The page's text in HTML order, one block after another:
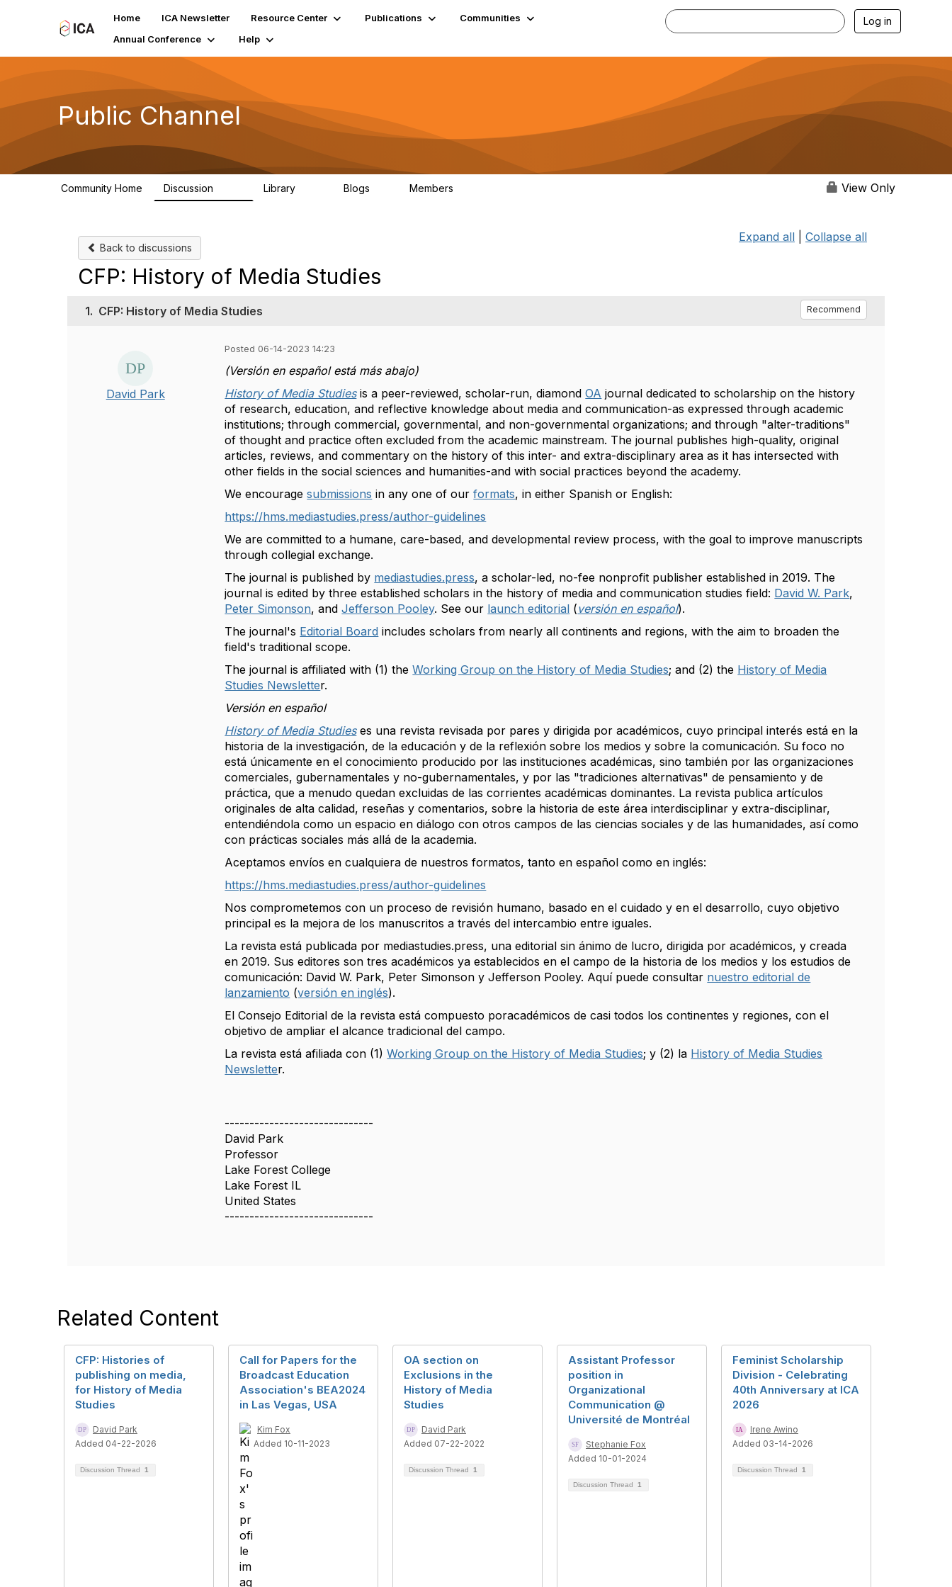
Home ICA Newsletter Resource Center Publications
Communities
Annual Conference
Help
Log in
Public Channel
Community Home Discussion Library Blogs Members View Only
Back to discussions
Expand all Collapse all
CFP: History of Media Studies
1. CFP: History of Media Studies Recommend
David Park
Posted 06-14-2023 14:23
(Versión en español está más abajo)
History of Media Studiesis a peer-reviewed, scholar-run, diamondOA journal dedicated to scholarship on the history
of research, education, and reflective knowledge about media and communication-as expressed through academic
institutions; through commercial, governmental, and non-governmental organizations; and through "alter-traditions"
of thought and practice often excluded from the academic mainstream. The journal publishes high-quality, original
articles, reviews, and commentary on the history of this inter- and extra-disciplinary area as it has intersected with
other fields in the social sciences and humanities-and with social practices beyond the academy.
We encouragesubmissions in any one of ourformats, in either Spanish or English:
https://hms.mediastudies.press/author-guidelines
We are committed to a humane, care-based, and developmental review process, with the goal to improve manuscripts
through collegial exchange.
The journal is published by mediastudies.press, a scholar-led, no-fee nonprofit publisher established in 2019. The
journal is edited by three established scholars in the history of media and communication studies field: David W. Park,
Peter Simonson, andJefferson Pooley. See our launch editorial (versión en español).
The journal's Editorial Board includes scholars from nearly all continents and regions, with the aim to broaden the
field's traditional scope.
The journal is affiliated with (1) theWorking Group on the History of Media Studies; and (2) the History of Media
Studies Newsletter.
Versión en español
History of Media Studieses una revista revisada por pares y dirigida por académicos, cuyo principal interés está en la
historia de la investigación, de la educación y de la reflexión sobre los medios y sobre la comunicación. Su foco no
está únicamente en el conocimiento producido por las instituciones académicas, sino también por las organizaciones
comerciales, gubernamentales y no-gubernamentales, y por las "tradiciones alternativas" de pensamiento y de
práctica, que a menudo quedan excluidas de las corrientes académicas dominantes. La revista publica artículos
originales de alta calidad, reseñas y comentarios, sobre la historia de este área interdisciplinar y extra-disciplinar,
entendiéndola como un espacio en diálogo con otros campos de las ciencias sociales y de las humanidades, así como
con prácticas sociales más allá de la academia.
Aceptamos envíos en cualquiera de nuestros formatos, tanto en español como en inglés:
https://hms.mediastudies.press/author-guidelines
Nos comprometemos con un proceso de revisión humano, basado en el cuidado y en el desarrollo, cuyo objetivo
principal es la mejora de los manuscritos a través del intercambio entre iguales.
La revista está publicada por mediastudies.press, una editorial sin ánimo de lucro, dirigida por académicos, y creada
en 2019. Sus editores son tres académicos ya establecidos en el campo de la historia de los medios y los estudios de
comunicación: David W. Park, Peter Simonson y Jefferson Pooley. Aquí puede consultar nuestro editorial de
lanzamiento (versión en inglés).
El Consejo Editorial de la revista está compuesto poracadémicos de casi todos los continentes y regiones, con el
objetivo de ampliar el alcance tradicional del campo.
La revista está afiliada con (1)Working Group on the History of Media Studies; y (2) la History of Media Studies
Newsletter.
------------------------------
David Park
Professor
Lake Forest College
Lake Forest IL
United States
------------------------------
Related Content
CFP: Histories of
publishing on media,
for History of Media
Studies
David Park
Added 04-22-2026
Discussion Thread 1
Call for Papers for the
Broadcast Education
Association's BEA2024
in Las Vegas, USA
Kim Fox
Added 10-11-2023
OA section on
Exclusions in the
History of Media
Studies
David Park
Added 07-22-2022
Discussion Thread 1
Assistant Professor
position in
Organizational
Communication @
Université de Montréal
Stephanie Fox
Added 10-01-2024
Discussion Thread 1
Feminist Scholarship
Division - Celebrating
40th Anniversary at ICA
2026
Irene Awino
Added 03-14-2026
Discussion Thread 1